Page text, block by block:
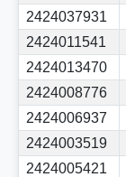
2424037931
2424011541
2424013470
2424008776
2424006937
2424003519
2424005421